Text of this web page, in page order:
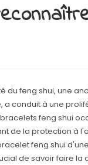
du feng shui, une
conduit à une
feng shui
de la protection à
feng shui
de savoir faire la